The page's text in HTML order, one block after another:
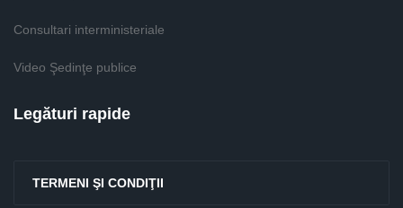
Consultari interministeriale
Video Şedinţe publice
Legături rapide
TERMENI ŞI CONDIŢII